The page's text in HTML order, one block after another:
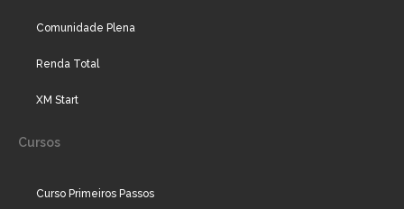
Comunidade Plena
Renda Total
XM Start
Cursos
Curso Primeiros Passos